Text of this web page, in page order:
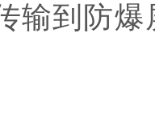
输到防